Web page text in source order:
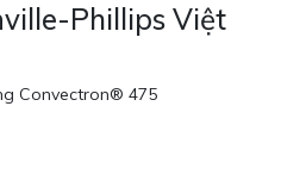
Phillips Việt
Convectron® 475